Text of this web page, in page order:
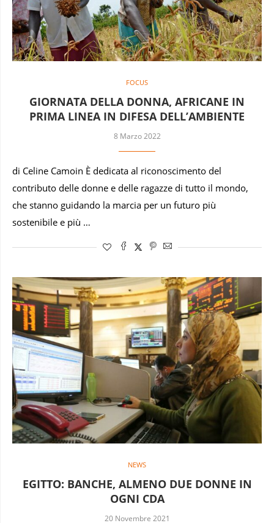
FOCUS
GIORNATA DELLA DONNA, AFRICANE IN
PRIMA LINEA IN DIFESA DELL’AMBIENTE
8 Marzo 2022
di Celine Camoin È dedicata al riconoscimento del
contributo delle donne e delle ragazze di tutto il mondo,
che stanno guidando la marcia per un futuro più
sostenibile e più …
NEWS
EGITTO: BANCHE, ALMENO DUE DONNE IN
OGNI CDA
20 Novembre 2021